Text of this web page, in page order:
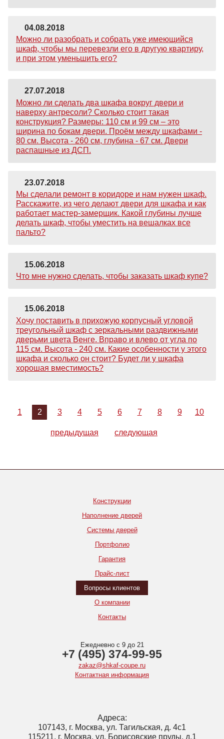
04.08.2018
Можно ли разобрать и собрать уже имеющийся
шкаф, чтобы мы перевезли его в другую квартиру,
и при этом уменьшить его?
27.07.2018
Можно ли сделать два шкафа вокруг двери и
наверху антресоли? Сколько стоит такая
конструкция? Размеры: 110 см и 99 см – это
ширина по бокам двери. Проём между шкафами -
80 см. Высота - 260 см, глубина - 67 см. Двери
распашные из ДСП.
23.07.2018
Мы сделали ремонт в коридоре и нам нужен шкаф.
Расскажите, из чего делают двери для шкафа и как
работает мастер-замерщик. Какой глубины лучше
делать шкаф, чтобы уместить на вешалках все
пальто?
15.06.2018
Что мне нужно сделать, чтобы заказать шкаф купе?
15.06.2018
Хочу поставить в прихожую корпусный угловой
треугольный шкаф с зеркальными раздвижными
дверьми цвета Венге. Вправо и влево от угла по
115 см. Высота - 240 см. Какие особенности у этого
шкафа и сколько он стоит? Будет ли у шкафа
хорошая вместимость?
1 2 3 4 5 6 7 8 9 10
предыдущая следующая
Конструкции
Наполнение дверей
Системы дверей
Портфолио
Гарантия
Прайс-лист
Вопросы клиентов
О компании
Контакты
Ежедневно с 9 до 21
+7 (495) 374-99-95
zakaz@shkaf-coupe.ru
Контактная информация
Адреса:
107143, г. Москва, ул. Тагильская, д. 4с1
115211, г. Москва, ул. Борисовские пруды, д.1